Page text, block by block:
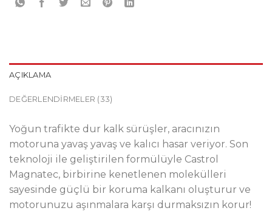
AÇIKLAMA
DEĞERLENDIRMELER (33)
Yoğun trafikte dur kalk sürüşler, aracınızın
motoruna yavaş yavaş ve kalıcı hasar veriyor. Son
teknoloji ile geliştirilen formülüyle Castrol
Magnatec, birbirine kenetlenen molekülleri
sayesinde güçlü bir koruma kalkanı oluşturur ve
motorunuzu aşınmalara karşı durmaksızın korur!